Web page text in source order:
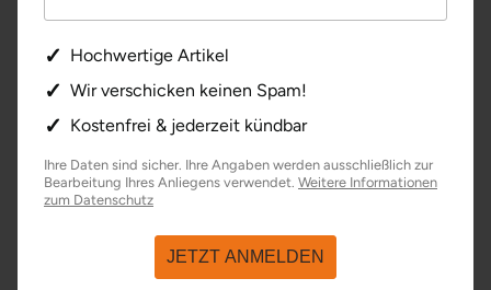
Hochwertige Artikel
Wir verschicken keinen Spam!
Kostenfrei & jederzeit kündbar
Ihre Daten sind sicher. Ihre Angaben werden ausschließlich zur
Bearbeitung Ihres Anliegens verwendet. Weitere Informationen
zum Datenschutzöffnet in neuem Fenster
JETZT ANMELDEN
Ulm
Usedom